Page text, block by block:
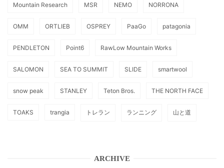
Mountain Research MSR NEMO NORRONA
OMM ORTLIEB OSPREY PaaGo patagonia
PENDLETON Point6 RawLow Mountain Works
SALOMON SEA TO SUMMIT SLIDE smartwool
snow peak STANLEY Teton Bros. THE NORTH FACE
TOAKS trangia トレラン ランニング 山と道
ARCHIVE